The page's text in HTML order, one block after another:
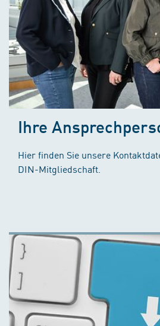
Ihre
Hier finden Sie unsere
DIN-Mitgliedschaft.